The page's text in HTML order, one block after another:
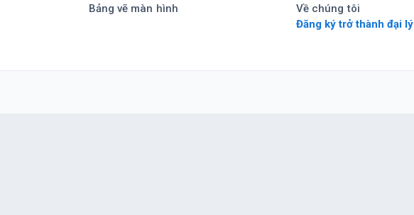
Bảng vẽ màn hình
Về chúng tôi
Đăng ký trở thành đại lý